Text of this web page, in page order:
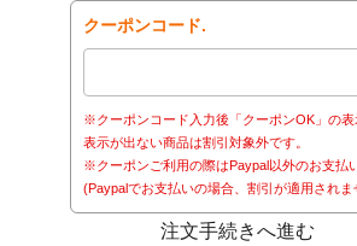
クーポンコード.
※クーポンコード入力後「クーポンOK」の
表示が出ない商品は割引対象外です。
※クーポンご利用の際はPaypal以外のお支払
(Paypalでお支払いの場合、割引が適用されま
注文手続きへ進む